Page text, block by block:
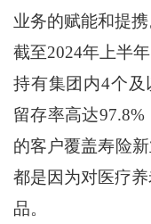
业务的赋能和提携
截至2024年上半
持有集团内4个及
留存率高达
的客户覆盖寿险
都是因为对医疗
品。